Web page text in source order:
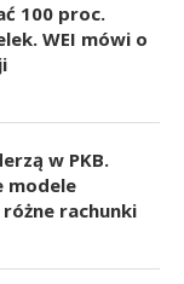
100 proc.
WEI mówi o
w PKB.
modele
różne rachunki